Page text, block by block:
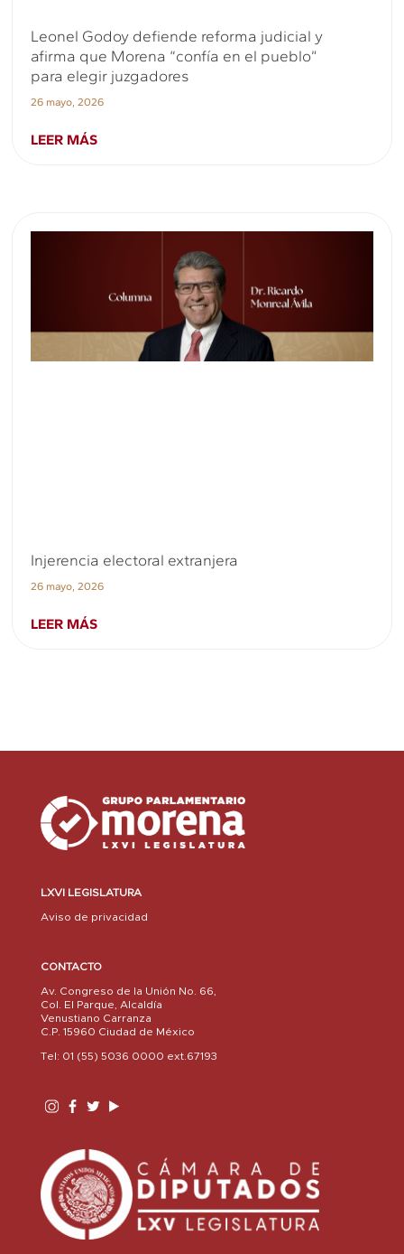
Leonel Godoy defiende reforma judicial y
afirma que Morena “confía en el pueblo”
para elegir juzgadores
26 mayo, 2026
LEER MÁS
Injerencia electoral extranjera
26 mayo, 2026
LEER MÁS
LXVI LEGISLATURA
Aviso de privacidad
CONTACTO
Av. Congreso de la Unión No. 66,
Col. El Parque, Alcaldía
Venustiano Carranza
C.P. 15960 Ciudad de México
Tel: 01 (55) 5036 0000 ext.67193